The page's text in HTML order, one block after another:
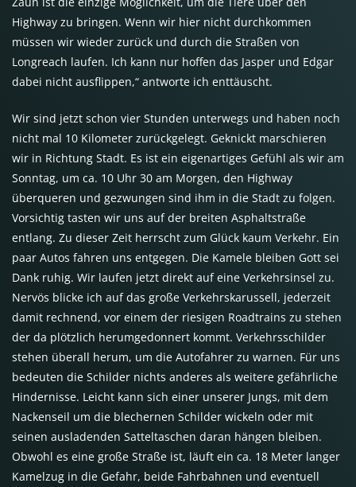
Highway zu bringen. Wenn wir hier nicht durchkommen
müssen wir wieder zurück und durch die Straßen von
Longreach laufen. Ich kann nur hoffen das Jasper und Edgar
dabei nicht ausflippen,“ antworte ich enttäuscht.
Wir sind jetzt schon vier Stunden unterwegs und haben noch
nicht mal 10 Kilometer zurückgelegt. Geknickt marschieren
wir in Richtung Stadt. Es ist ein eigenartiges Gefühl als wir am
Sonntag, um ca. 10 Uhr 30 am Morgen, den Highway
überqueren und gezwungen sind ihm in die Stadt zu folgen.
Vorsichtig tasten wir uns auf der breiten Asphaltstraße
entlang. Zu dieser Zeit herrscht zum Glück kaum Verkehr. Ein
paar Autos fahren uns entgegen. Die Kamele bleiben Gott sei
Dank ruhig. Wir laufen jetzt direkt auf eine Verkehrsinsel zu.
Nervös blicke ich auf das große Verkehrskarussell, jederzeit
damit rechnend, vor einem der riesigen Roadtrains zu stehen
der da plötzlich herumgedonnert kommt. Verkehrsschilder
stehen überall herum, um die Autofahrer zu warnen. Für uns
bedeuten die Schilder nichts anderes als weitere gefährliche
Hindernisse. Leicht kann sich einer unserer Jungs, mit dem
Nackenseil um die blechernen Schilder wickeln oder mit
seinen ausladenden Satteltaschen daran hängen bleiben.
Obwohl es eine große Straße ist, läuft ein ca. 18 Meter langer
Kamelzug in die Gefahr, beide Fahrbahnen und eventuell